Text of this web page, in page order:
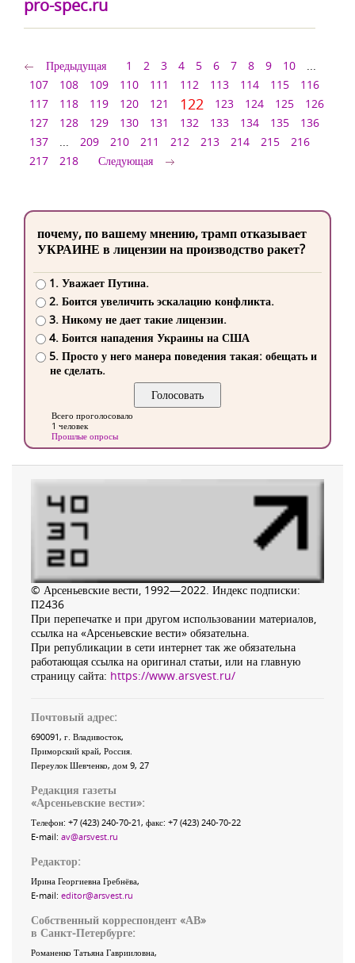
pro-spec.ru
Предыдущая 1 2 3 4 5 6 7 8 9 10
...
107
108 109 110 111 112 113 114 115
116
117
118 119 120 121 122 123 124 125
126
127
128 129 130 131 132 133 134 135
136
137
... 209 210 211 212 213 214 215
216
217
218 Следующая
почему, по вашему мнению, трамп отказывает
УКРАИНЕ в лицензии на производство ракет?
1. Уважает Путина.
2. Боится увеличить эскалацию конфликта.
3. Никому не дает такие лицензии.
4. Боится нападения Украины на США
5. Просто у него манера поведения такая: обещать и
не сделать.
Всего проголосовало
1 человек
Прошлые опросы
© Арсеньевские вести, 1992—2022. Индекс подписки:
П2436
При перепечатке и при другом использовании материалов,
ссылка на «Арсеньевские вести» обязательна.
При републикации в сети интернет так же обязательна
работающая ссылка на оригинал статьи, или на главную
страницу сайта: https://www.arsvest.ru/
Почтовый адрес:
690091, г. Владивосток,
Приморский край, Россия
Переулок Шевченко, дом 9, 27
Редакция газеты
«Арсеньевские вести»:
Телефон: +7 (423) 240-70-21, факс: +7 (423) 240-70-22
E-mail: av@arsvest.ru
Редактор:
Ирина Георгиевна Гребнёва,
E-mail: editor@arsvest.ru
Собственный корреспондент «АВ»
в Санкт-Петербурге:
Романенко Татьяна Гаврииловна,